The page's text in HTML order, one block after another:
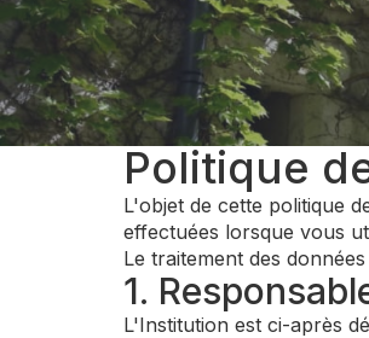
Politique
L'objet de cette politique
effectuées lorsque vous
Le traitement des
1.
L'Institution est ci-après